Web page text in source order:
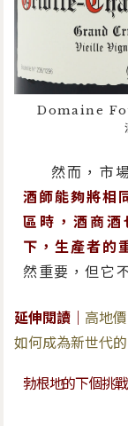
Domaine
然而，市
酒師能夠將相
區時，酒商酒
下，生產者的
然重要，但它
延伸閱讀｜ 高地
如何成為新世代
勃根地的下個挑戰